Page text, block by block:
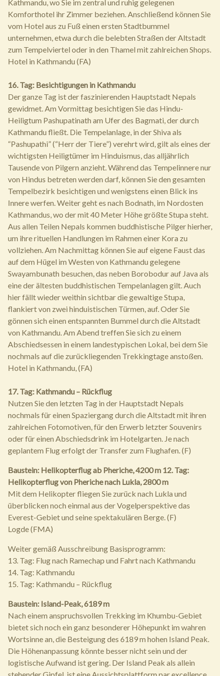
Kathmandu, wo Sie im zentral und ruhig gelegenen
Komforthotel ihr Zimmer beziehen. Anschließend können Sie
vom Hotel aus zu Fuß einen ersten Stadtbummel
unternehmen, etwa durch die belebten Straßen der Altstadt
zum Tempelviertel oder in den Thamel mit zahlreichen Shops.
Hotel in Kathmandu (FA)
16. Tag: Besichtigungen in Kathmandu
Der ganze Tag ist der faszinierenden Hauptstadt Nepals
gewidmet. Am Vormittag besichtigen Sie das Hindu-
Heiligtum Pashupatinath am Ufer des Bagmati, der durch
Kathmandu fließt. Die Tempelanlage, in der Shiva als
“Pashupathi” (“Herr der Tiere”) verehrt wird, gilt als eines der
wichtigsten Heiligtümer im Hinduismus, das alljährlich
Tausende von Pilgern anzieht. Während das Tempelinnere nur
von Hindus betreten werden darf, können Sie den gesamten
Tempelbezirk besichtigen und wenigstens einen Blick ins
Innere werfen. Weiter geht es nach Bodnath, im Nordosten
Kathmandus, wo der mit 40 Meter Höhe größte Stupa steht.
Aus allen Teilen Nepals kommen buddhistische Pilger hierher,
um ihre rituellen Handlungen im Rahmen einer Kora zu
vollziehen. Am Nachmittag können Sie auf eigene Faust das
auf dem Hügel im Westen von Kathmandu gelegene
Swayambunath besuchen, das neben Borobodur auf Java als
eine der ältesten buddhistischen Tempelanlagen gilt. Auch
hier fällt wieder weithin sichtbar die gewaltige Stupa,
flankiert von zwei hinduistischen Türmen, auf. Oder Sie
gönnen sich einen entspannten Bummel durch die Altstadt
von Kathmandu. Am Abend treffen Sie sich zu einem
Abschiedsessen in einem landestypischen Lokal, bei dem Sie
nochmals auf die zurückliegenden Trekkingtage anstoßen.
Hotel in Kathmandu, (FA)
17. Tag: Kathmandu – Rückflug
Nutzen Sie den letzten Tag in der Hauptstadt Nepals
nochmals für einen Spaziergang durch die Altstadt mit ihren
zahlreichen Fotomotiven, für den Erwerb letzter Souvenirs
oder für einen Abschiedsdrink im Hotelgarten. Je nach
geplantem Flug erfolgt der Transfer zum Flughafen. (F)
Baustein: Helikopterflug ab Pheriche, 4200 m 12. Tag:
Helikopterflug von Pheriche nach Lukla, 2800 m
Mit dem Helikopter fliegen Sie zurück nach Lukla und
überblicken noch einmal aus der Vogelperspektive das
Everest-Gebiet und seine spektakulären Berge. (F)
Logde (FMA)
Weiter gemäß Ausschreibung Basisprogramm:
13. Tag: Flug nach Ramechap und Fahrt nach Kathmandu
14. Tag: Kathmandu
15. Tag: Kathmandu – Rückflug
Baustein: Island-Peak, 6189 m
Nach einem anspruchsvollen Trekking im Khumbu-Gebiet
bietet sich noch ein ganz besonderer Höhepunkt im wahren
Wortsinne an, die Besteigung des 6189 m hohen Island Peak.
Die Höhenanpassung könnte besser nicht sein und der
logistische Aufwand ist gering. Der Island Peak als allein